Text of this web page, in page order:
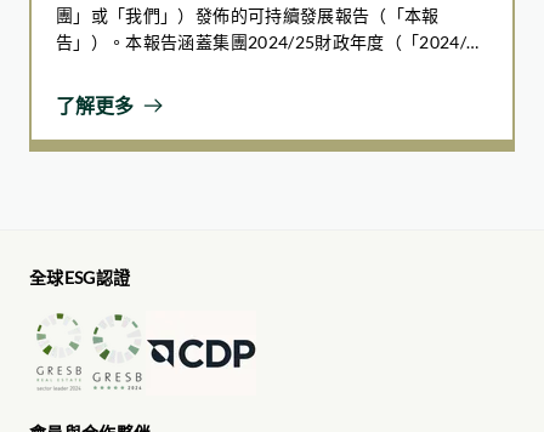
建築信息模擬（BIM）技術能在建築生命週期中生成並管理樓
程。
東涌牽引配電站住宅發展項目
團」或「我們」）發佈的可持續發展報告（「本報
告」）。本報告涵蓋集團2024/25財政年度（「2024/25
告期」）。
了解更多
全球ESG認證